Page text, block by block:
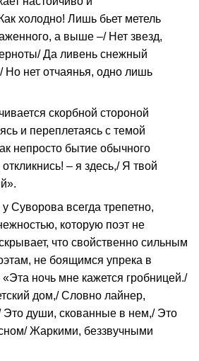
холодно! Лишь бьет метель
а выше –/ Нет звезд,
Да ливень снежный
Но нет отчаянья, одно лишь
скорбной стороной
и переплетаясь с темой
непросто бытие обычного
– я здесь,/ Я твой
Суворова всегда трепетно,
которую поэт не
что свойственно сильным
не боящимся упрека в
ночь мне кажется гробницей./
дом,/ Словно лайнер,
Это души, скованные в нем,/ Это
Жаркими, беззвучными